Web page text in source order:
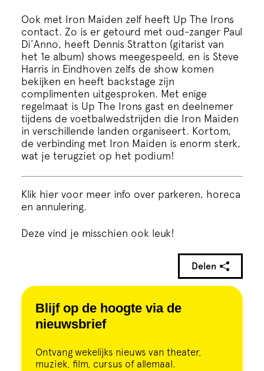
Blijf op de hoogte via de
nieuwsbrief
Ontvang wekelijks nieuws van theater,
muziek, film, cursus of allemaal.
Ook met Iron Maiden zelf heeft Up The Irons
contact. Zo is er getourd met oud-zanger Paul
Di’Anno, heeft Dennis Stratton (gitarist van
het 1e album) shows meegespeeld, en is Steve
Harris in Eindhoven zelfs de show komen
bekijken en heeft backstage zijn
complimenten uitgesproken. Met enige
regelmaat is Up The Irons gast en deelnemer
tijdens de voetbalwedstrijden die Iron Maiden
in verschillende landen organiseert. Kortom,
de verbinding met Iron Maiden is enorm sterk,
wat je terugziet op het podium!
Klik hier voor meer info over parkeren, horeca
en annulering.
Deze vind je misschien ook leuk!
Delen